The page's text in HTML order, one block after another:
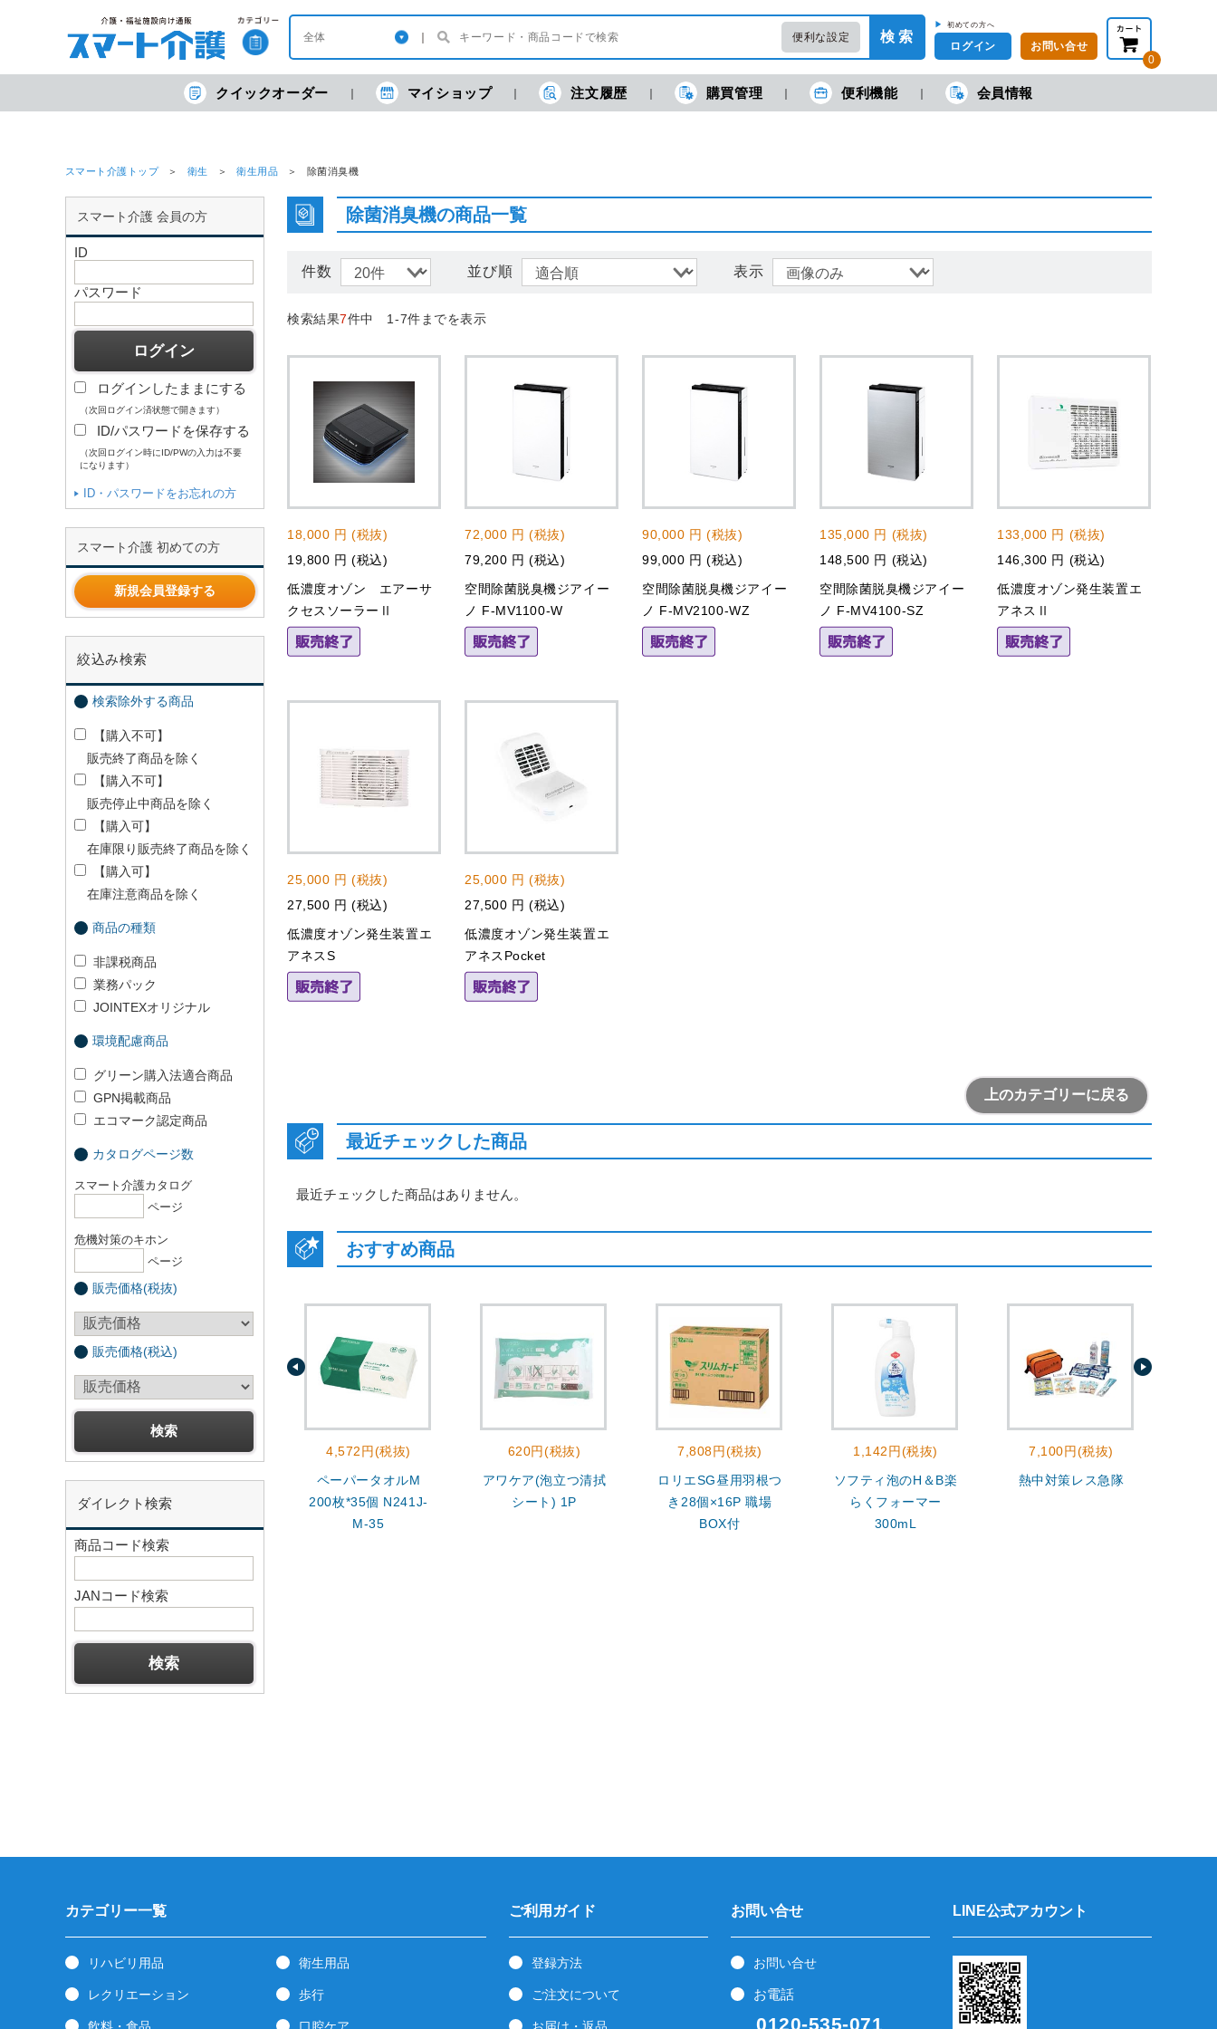
便利な設定 検 索
▶ 初めての方へ
ログイン
お問い合せ
0
現在の金額合計： 円 (税抜) 円(税込)
クイックオーダー マイショップ 注文履歴 購買管理 便利機能 会員情報
スマート介護トップ 衛生 衛生用品 除菌消臭機
スマート介護 会員の方
ID
パスワード
ログインしたままにする
（次回ログイン済状態で開きます）
ID/パスワードを保存する
（次回ログイン時にID/PWの入力は不要
になります）
ID・パスワードをお忘れの方
スマート介護 初めての方
新規会員登録する
絞込み検索
検索除外する商品
【購入不可】
販売終了商品を除く
【購入不可】
販売停止中商品を除く
【購入可】
在庫限り販売終了商品を除く
【購入可】
在庫注意商品を除く
商品の種類
非課税商品
業務パック
JOINTEXオリジナル
環境配慮商品
グリーン購入法適合商品
GPN掲載商品
エコマーク認定商品
カタログページ数
スマート介護カタログ
ページ
危機対策のキホン
ページ
販売価格(税抜)
販売価格(税込)
ダイレクト検索
商品コード検索
JANコード検索
除菌消臭機の商品一覧
件数 並び順 表示
検索結果7件中 1-7件までを表示
18,000 円 (税抜)
19,800 円 (税込)
低濃度オゾン エアーサ
クセスソーラーⅡ
72,000 円 (税抜)
79,200 円 (税込)
空間除菌脱臭機ジアイー
ノ F‐MV1100‐W
90,000 円 (税抜)
99,000 円 (税込)
空間除菌脱臭機ジアイー
ノ F‐MV2100‐WZ
135,000 円 (税抜)
148,500 円 (税込)
空間除菌脱臭機ジアイー
ノ F‐MV4100‐SZ
133,000 円 (税抜)
146,300 円 (税込)
低濃度オゾン発生装置エ
アネスⅡ
25,000 円 (税抜)
27,500 円 (税込)
低濃度オゾン発生装置エ
アネスS
25,000 円 (税抜)
27,500 円 (税込)
低濃度オゾン発生装置エ
アネスPocket
上のカテゴリーに戻る
最近チェックした商品
最近チェックした商品はありません。
おすすめ商品
4,572円(税抜)
ペーパータオルM
200枚*35個 N241J-
M-35
620円(税抜)
アワケア(泡立つ清拭
シート) 1P
7,808円(税抜)
ロリエSG昼用羽根つ
き28個×16P 職場
BOX付
1,142円(税抜)
ソフティ泡のH＆B楽
らくフォーマー
300mL
7,100円(税抜)
熱中対策レス急隊
カテゴリー一覧
リハビリ用品 衛生用品
レクリエーション 歩行
飲料・食品 口腔ケア
ご利用ガイド
登録方法
ご注文について
お届け・返品
お問い合せ
お問い合せ
お電話
0120-535-071
LINE公式アカウント